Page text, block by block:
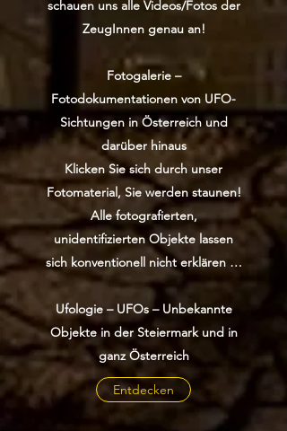
Entdecken
schauen uns alle Videos/Fotos der
ZeugInnen genau an!
Fotogalerie –
Fotodokumentationen von UFO-
Sichtungen in Österreich und
darüber hinaus
Klicken Sie sich durch unser
Fotomaterial, Sie werden staunen!
Alle fotografierten,
unidentifizierten Objekte lassen
sich konventionell nicht erklären …
Ufologie – UFOs – Unbekannte
Objekte in der Steiermark und in
ganz Österreich